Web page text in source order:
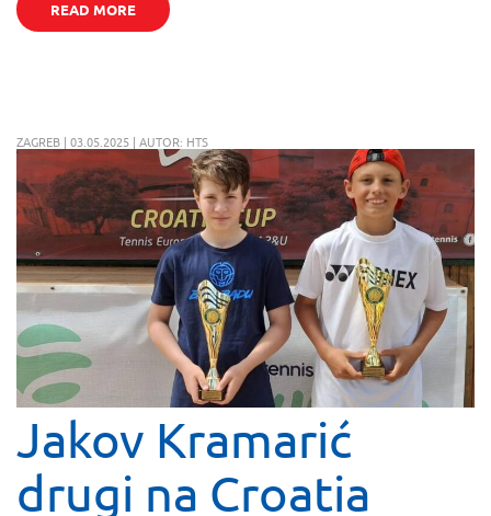
READ MORE
ZAGREB | 03.05.2025 | AUTOR: HTS
Jakov Kramarić
drugi na Croatia